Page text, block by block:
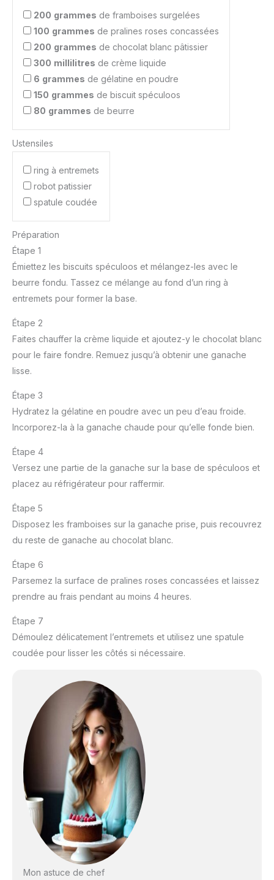
200 grammes de framboises surgelées
100 grammes de pralines roses concassées
200 grammes de chocolat blanc pâtissier
300 millilitres de crème liquide
6 grammes de gélatine en poudre
150 grammes de biscuit spéculoos
80 grammes de beurre
Ustensiles
ring à entremets
robot patissier
spatule coudée
Préparation
Étape 1
Émiettez les biscuits spéculoos et mélangez-les avec le
beurre fondu. Tassez ce mélange au fond d’un ring à
entremets pour former la base.
Étape 2
Faites chauffer la crème liquide et ajoutez-y le chocolat blanc
pour le faire fondre. Remuez jusqu’à obtenir une ganache
lisse.
Étape 3
Hydratez la gélatine en poudre avec un peu d’eau froide.
Incorporez-la à la ganache chaude pour qu’elle fonde bien.
Étape 4
Versez une partie de la ganache sur la base de spéculoos et
placez au réfrigérateur pour raffermir.
Étape 5
Disposez les framboises sur la ganache prise, puis recouvrez
du reste de ganache au chocolat blanc.
Étape 6
Parsemez la surface de pralines roses concassées et laissez
prendre au frais pendant au moins 4 heures.
Étape 7
Démoulez délicatement l’entremets et utilisez une spatule
coudée pour lisser les côtés si nécessaire.
Mon astuce de chef